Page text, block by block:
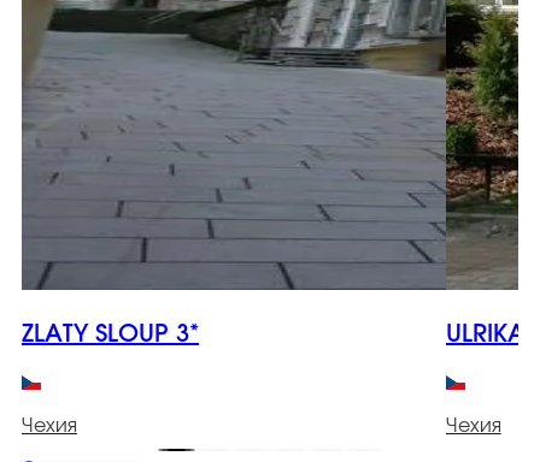
ZLATY SLOUP 3*
Чехия
ULRIKA
Чехия